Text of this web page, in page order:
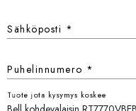
Sähköposti *
Puhelinnumero *
Tuote jota kysymys koskee